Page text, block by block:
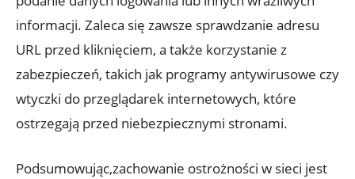
informacji. Zaleca się zawsze sprawdzanie adresu
URL przed kliknięciem, a także korzystanie z
zabezpieczeń, takich jak programy antywirusowe czy
wtyczki do przeglądarek internetowych, które
ostrzegają przed niebezpiecznymi stronami.
Podsumowując,zachowanie ostrożności w sieci jest